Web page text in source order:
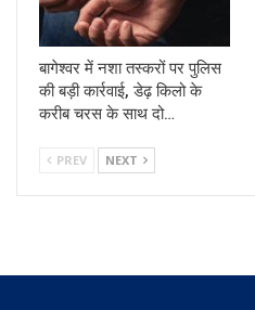
बागेश्वर में नशा तस्करों पर पुलिस
की बड़ी कार्रवाई, डेढ़ किलो के
करीब चरस के साथ दो…
PREV NEXT